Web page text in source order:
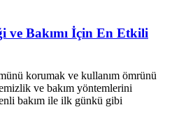
ve Bakımı İçin En Etkili
korumak ve kullanım ömrünü
ve bakım yöntemlerini
bakım ile ilk günkü gibi